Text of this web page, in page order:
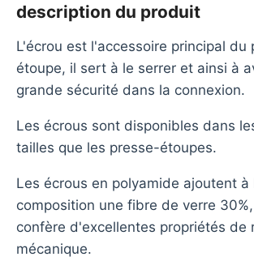
description du produit
L'écrou est l'accessoire principal du
étoupe, il sert à le serrer et ainsi à
grande sécurité dans la connexion.
Les écrous sont disponibles dans
tailles que les presse-étoupes.
Les écrous en polyamide ajoutent à
composition une fibre de verre
confère d'excellentes propriétés de
mécanique.